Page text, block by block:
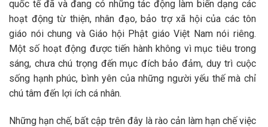
quốc tế đã và đang có những tác động làm biến dạng các
hoạt động từ thiện, nhân đạo, bảo trợ xã hội của các tôn
giáo nói chung và Giáo hội Phật giáo Việt Nam nói riêng.
Một số hoạt động được tiến hành không vì mục tiêu trong
sáng, chưa chú trọng đến mục đích bảo đảm, duy trì cuộc
sống hạnh phúc, bình yên của những người yếu thế mà chỉ
chú tâm đến lợi ích cá nhân.
Những hạn chế, bất cập trên đây là rào cản làm hạn chế việc